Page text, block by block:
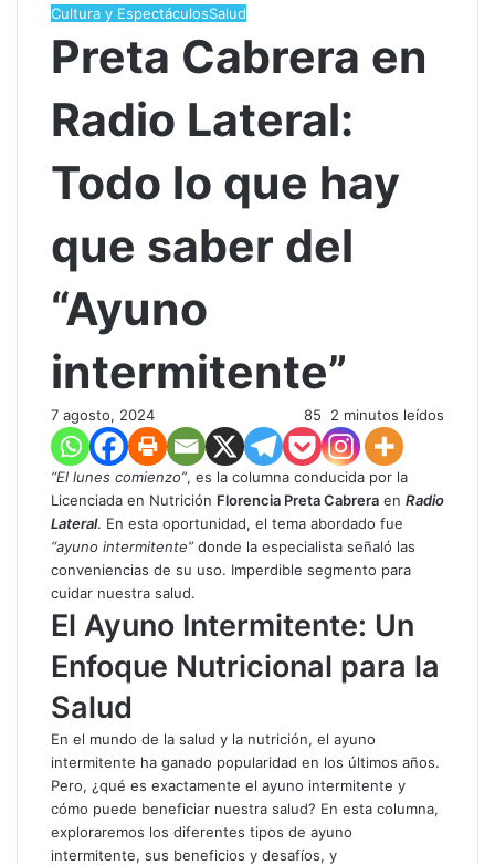
Cultura y EspectáculosSalud
Preta Cabrera en
Radio Lateral:
Todo lo que hay
que saber del
“Ayuno
intermitente”
7 agosto, 2024 85 2 minutos leídos
“El lunes comienzo”, es la columna conducida por la
Licenciada en Nutrición Florencia Preta Cabrera en Radio
Lateral. En esta oportunidad, el tema abordado fue
“ayuno intermitente”donde la especialista señaló las
conveniencias de su uso. Imperdible segmento para
cuidar nuestra salud.
El Ayuno Intermitente: Un
Enfoque Nutricional para la
Salud
En el mundo de la salud y la nutrición, el ayuno
intermitente ha ganado popularidad en los últimos años.
Pero, ¿qué es exactamente el ayuno intermitente y
cómo puede beneficiar nuestra salud? En esta columna,
exploraremos los diferentes tipos de ayuno
intermitente, sus beneficios y desafíos, y